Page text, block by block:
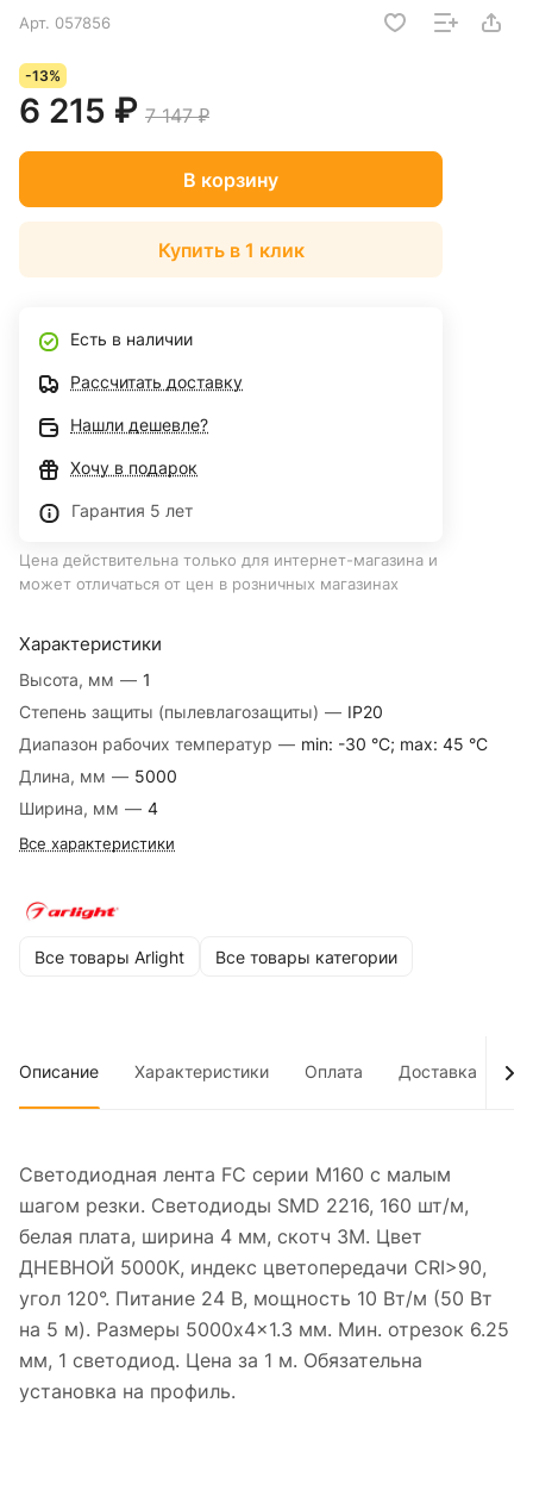
Арт. 057856
Характеристики
Высота, мм — 1
Степень защиты (пылевлагозащиты) — IP20
Диапазон рабочих температур — min: -30 °C; max: 45 °C
Длина, мм — 5000
Ширина, мм — 4
Все характеристики
Все товары Arlight Все товары категории
-13%
6 215 ₽ 7 147 ₽
В корзину
Купить в 1 клик
Есть в наличии
Рассчитать доставку
Нашли дешевле?
Хочу в подарок
Гарантия 5 лет
Цена действительна только для интернет-магазина и
может отличаться от цен в розничных магазинах
Описание Характеристики Оплата Доставка
Светодиодная лента FC серии M160 с малым
шагом резки. Светодиоды SMD 2216, 160 шт/м,
белая плата, ширина 4 мм, скотч 3M. Цвет
ДНЕВНОЙ 5000K, индекс цветопередачи CRI>90,
угол 120°. Питание 24 В, мощность 10 Вт/м (50 Вт
на 5 м). Размеры 5000x4x1.3 мм. Мин. отрезок 6.25
мм, 1 светодиод. Цена за 1 м. Обязательна
установка на профиль.